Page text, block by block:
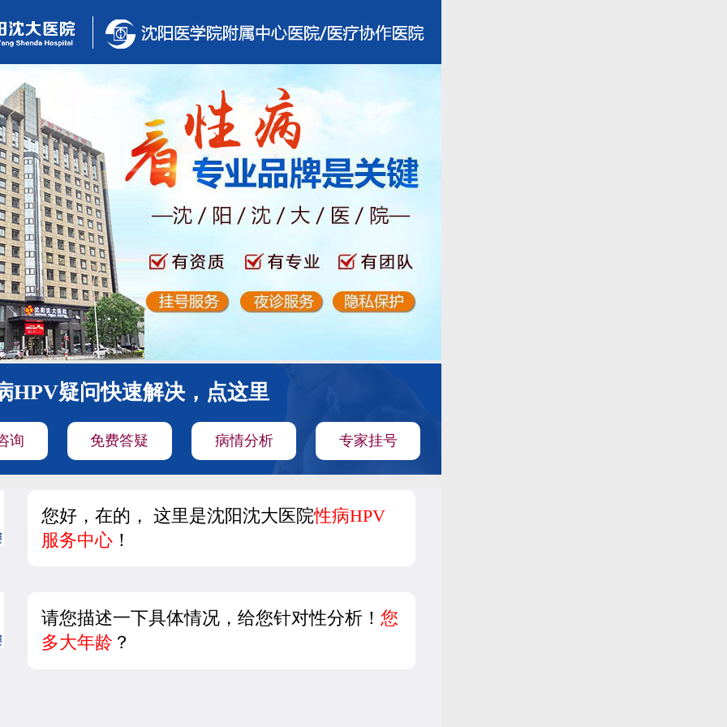
HPV疑问快速解决，点这里
询 免费答疑 病情分析 专家挂号
您好，在的， 这里是沈阳沈大医院性病HPV
服务中心 ！
请您描述一下具体情况，给您针对性分析！您
多大年龄 ？